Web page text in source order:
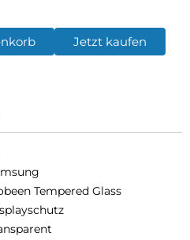
Jetzt kaufen
Tempered Glass